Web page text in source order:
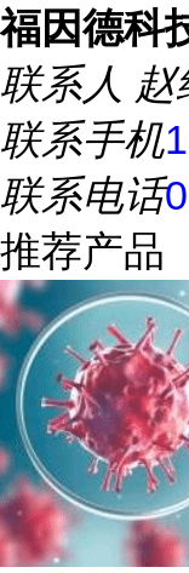
福因德科
联系人 赵
联系手机
联系电话
推荐产品